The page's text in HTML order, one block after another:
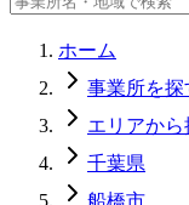
ホーム
事業所を探
エリアから
千葉県
船橋市